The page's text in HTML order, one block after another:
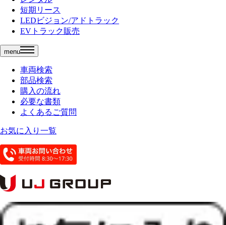
短期リース
LEDビジョン/アドトラック
EVトラック販売
menu
車両検索
部品検索
購入の流れ
必要な書類
よくあるご質問
お気に入り一覧